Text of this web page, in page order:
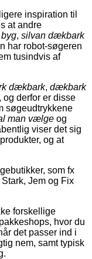
inspiration til
at andre
, silvan dækbark
har robot-søgeren
tusindvis af
dækbark, dækbark
derfor er disse
søgeudtrykkene
man vælge og
viser det sig
og at
som fx
Jem og Fix
forskellige
hvor du
det passer ind i
nem, samt typisk